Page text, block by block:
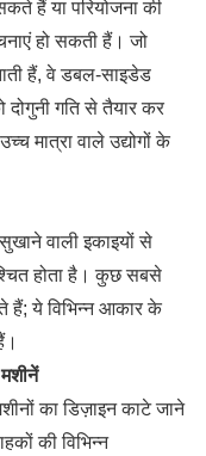
हैं या परियोजना की
हो सकती हैं। जो
हैं, वे डबल-साइडेड
गति से तैयार कर
मात्रा वाले उद्योगों के
वाली इकाइयों से
होता है। कुछ सबसे
हैं; ये विभिन्न आकार के
का डिज़ाइन काटे जाने
की विभिन्न